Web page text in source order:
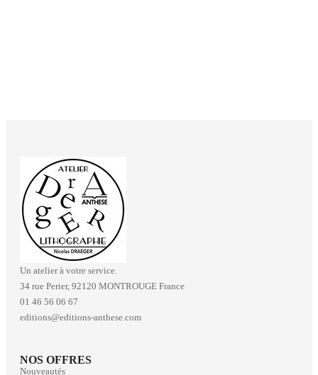
Un atelier à votre service.
34 rue Perier, 92120 MONTROUGE France
01 46 56 06 67
editions@editions-anthese.com
NOS OFFRES
Nouveautés